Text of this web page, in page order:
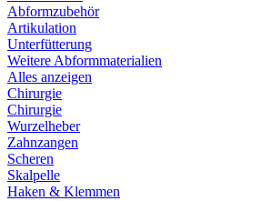
Abformzubehör
Artikulation
Unterfütterung
Weitere Abformmaterialien
Alles anzeigen
Chirurgie
Chirurgie
Wurzelheber
Zahnzangen
Scheren
Skalpelle
Haken & Klemmen